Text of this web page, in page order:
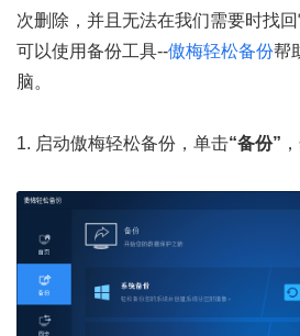
次删除，并且无法在我们需要时找
可以使用备份工具--傲梅轻松备份帮
脑。
1. 启动傲梅轻松备份，单击“备份”